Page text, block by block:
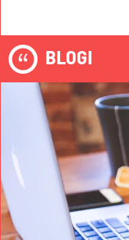
BLOGI